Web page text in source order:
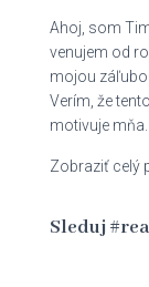
Ahoj, som
venujem od
mojou
Verím, že
motivuje mňa.
Zobraziť celý
Sleduj